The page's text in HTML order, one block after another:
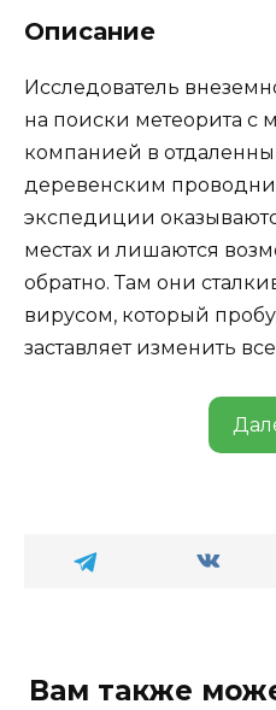
Описание
Исследователь
на поиски метеорита с
компанией в
деревенским
экспедиции
местах и лишаются
обратно. Там они
вирусом, который
заставляет изменить
Вам также